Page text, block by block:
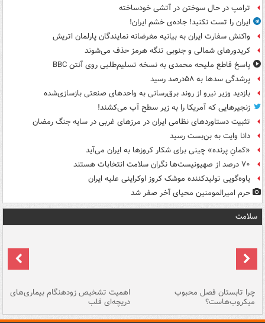
ترامپ در حال سوختن در آتشی خودساخته
ایران را تست نکنید! جاده‌ی خشم ایران!
واکنش سفارت ایران به بیانیه مغرضانه نمایندگان پارلمان اتریش
کریدورهای شمالی و جنوبی تنگه هرمز حذف می‌شوند
پاسخ قاطع ملیحه محمدی به نسخه تسلیم‌طلبی روی آنتن BBC
پرشدگی سدها به ۵۸درصد رسید
بازدید وزیر نیرو از روند برق‌رسانی به واحدهای صنعتی بازسازی‌شده
زنجیرهایی که آمریکا را به زیر سطح آب می‌کشند!
تثبیت دستاوردهای نظامی ایران در مرزهای غربی در سایه جنگ رمضان
دانا وایت به بن‌بست رسید
«کمانِ پرنده» چینی برای شکار کروزها به ایران می‌آید
۷۰ درصد از صهیونیست‌ها نگران سلامت انتخابات هستند
یاوه‌گویی تولیدکننده موشک کروز اوکراینی علیه ایران
حرم امیرالمومنین محیای آخر صفر شد
سلامت
چرا تابستان فصل محبوب
میکروب‌هاست؟
اهمیت تشخیص زودهنگام بیماری‌های
دریچه‌ای قلب